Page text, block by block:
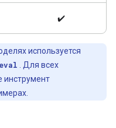
✔️
используется
. Для всех
инструмент